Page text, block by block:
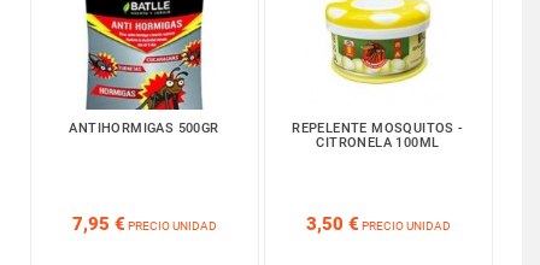
ANTIHORMIGAS 500GR
7,95 € PRECIO UNIDAD
REPELENTE MOSQUITOS -
CITRONELA 100ML
3,50 € PRECIO UNIDAD